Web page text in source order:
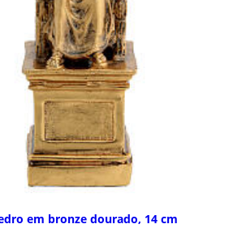
em bronze dourado, 14 cm